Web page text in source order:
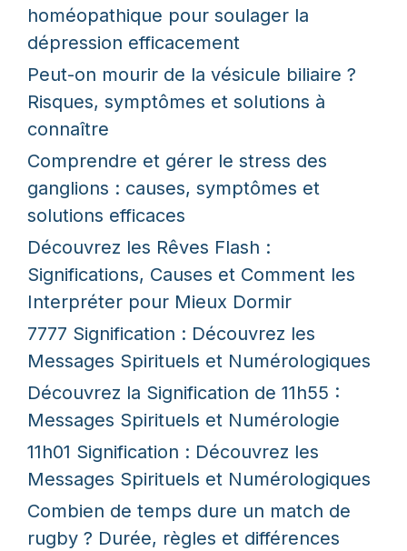
homéopathique pour soulager la
dépression efficacement
Peut-on mourir de la vésicule biliaire ?
Risques, symptômes et solutions à
connaître
Comprendre et gérer le stress des
ganglions : causes, symptômes et
solutions efficaces
Découvrez les Rêves Flash :
Significations, Causes et Comment les
Interpréter pour Mieux Dormir
7777 Signification : Découvrez les
Messages Spirituels et Numérologiques
Découvrez la Signification de 11h55 :
Messages Spirituels et Numérologie
11h01 Signification : Découvrez les
Messages Spirituels et Numérologiques
Combien de temps dure un match de
rugby ? Durée, règles et différences